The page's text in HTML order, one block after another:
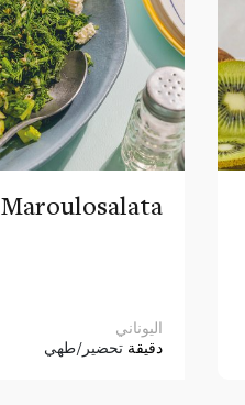
Maroulosalata
اليوناني
دقيقة تحضير/طهي